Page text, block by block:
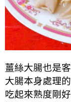
薑絲大腸也是
大腸本身處理
吃起來熟度剛